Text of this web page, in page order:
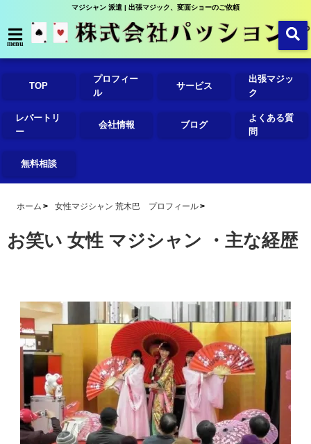
マジシャン 派遣 | 出張マジック、変面ショーのご依頼
menu
TOP
プロフィー
ル
サービス
出張マジッ
ク
レパートリ
ー
会社情報 ブログ
よくある質
問
無料相談
ホーム 女性マジシャン 荒木巴 プロフィール
お笑い 女性 マジシャン ・主な経歴